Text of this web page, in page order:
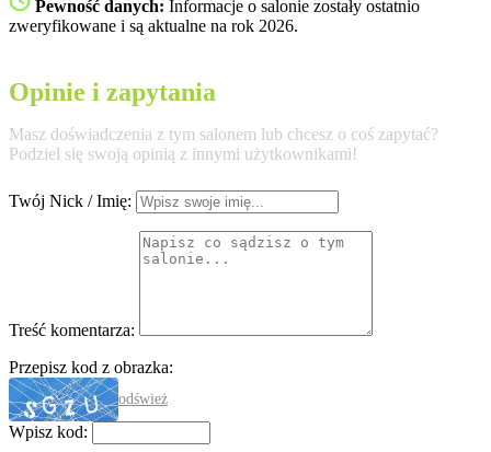
Pewność danych: Informacje o salonie zostały ostatnio
zweryfikowane i są aktualne na rok 2026.
Opinie i zapytania
Masz doświadczenia z tym salonem lub chcesz o coś zapytać?
Podziel się swoją opinią z innymi użytkownikami!
Twój Nick / Imię:
Treść komentarza:
Przepisz kod z obrazka:
odśwież
Wpisz kod: